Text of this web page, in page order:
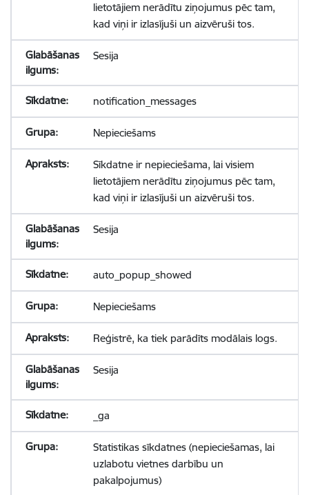
lietotājiem nerādītu ziņojumus pēc tam,
kad viņi ir izlasījuši un aizvēruši tos.
Sesija
notification_messages
Nepieciešams
Sīkdatne ir nepieciešama, lai visiem
lietotājiem nerādītu ziņojumus pēc tam,
kad viņi ir izlasījuši un aizvēruši tos.
Sesija
auto_popup_showed
Nepieciešams
Reģistrē, ka tiek parādīts modālais logs.
Sesija
_ga
Statistikas sīkdatnes (nepieciešamas, lai
uzlabotu vietnes darbību un
pakalpojumus)